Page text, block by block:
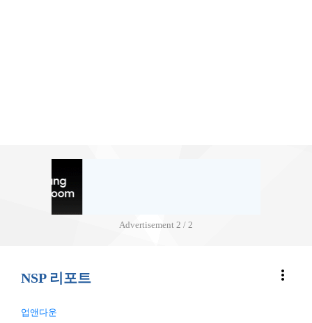
Advertisement 2 / 2
NSP 리포트 more_vert
업앤다운